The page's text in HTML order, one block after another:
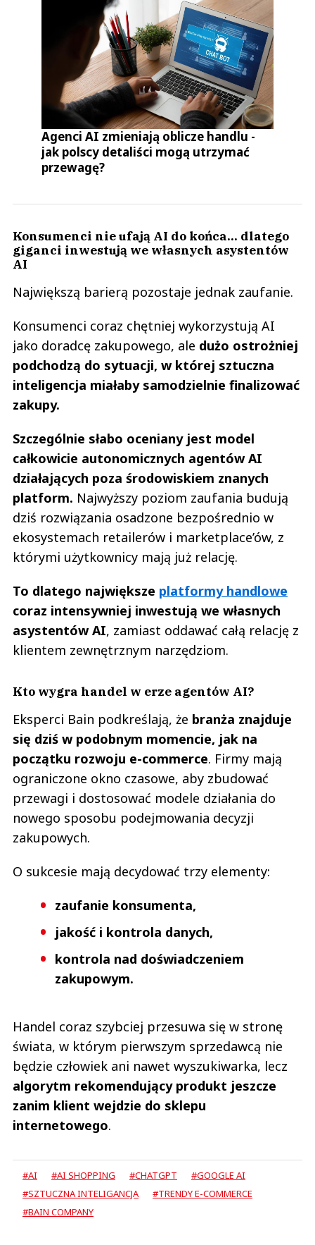
Agenci AI zmieniają oblicze handlu -
jak polscy detaliści mogą utrzymać
przewagę?
Konsumenci nie ufają AI do końca... dlatego
giganci inwestują we własnych asystentów
AI
Największą barierą pozostaje jednak zaufanie.
Konsumenci coraz chętniej wykorzystują AI
jako doradcę zakupowego, ale dużo ostrożniej
podchodzą do sytuacji, w której sztuczna
inteligencja miałaby samodzielnie finalizować
zakupy.
Szczególnie słabo oceniany jest model
całkowicie autonomicznych agentów AI
działających poza środowiskiem znanych
platform. Najwyższy poziom zaufania budują
dziś rozwiązania osadzone bezpośrednio w
ekosystemach retailerów i marketplace’ów, z
którymi użytkownicy mają już relację.
To dlatego największe platformy handlowe
coraz intensywniej inwestują we własnych
asystentów AI, zamiast oddawać całą relację z
klientem zewnętrznym narzędziom.
Kto wygra handel w erze agentów AI?
Eksperci Bain podkreślają, że branża znajduje
się dziś w podobnym momencie, jak na
początku rozwoju e-commerce. Firmy mają
ograniczone okno czasowe, aby zbudować
przewagi i dostosować modele działania do
nowego sposobu podejmowania decyzji
zakupowych.
O sukcesie mają decydować trzy elementy:
zaufanie konsumenta,
jakość i kontrola danych,
kontrola nad doświadczeniem
zakupowym.
Handel coraz szybciej przesuwa się w stronę
świata, w którym pierwszym sprzedawcą nie
będzie człowiek ani nawet wyszukiwarka, lecz
algorytm rekomendujący produkt jeszcze
zanim klient wejdzie do sklepu
internetowego.
#AI #AI SHOPPING #CHATGPT
#GOOGLE AI
#SZTUCZNA INTELIGANCJA
#TRENDY E-COMMERCE
#BAIN COMPANY